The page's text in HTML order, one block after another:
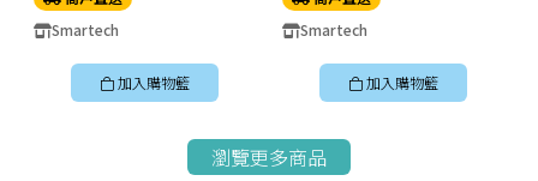
Smartech
加入購物籃
Smartech
加入購物籃
瀏覽更多商品